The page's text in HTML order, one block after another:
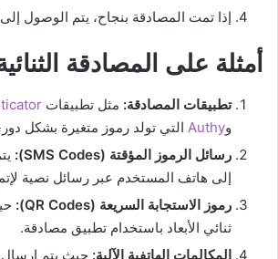
إذا تمت المصادقة بنجاح، يتم الوصول
أمثلة على المصادقة
تطبيقات المصادقة: مثل تطبيقات
وAuthy التي تولد رموز متغيرة بشكل
رسائل الرموز المؤقتة (SMS Codes):
إلى هاتف المستخدم عبر رسائل نصية
رموز الاستجابة السريعة (QR Codes):
ثنائي الأبعاد باستخدام تطبيق مصادقة.
المكالمات الهاتفية الآلية: حيث يتم إرسال